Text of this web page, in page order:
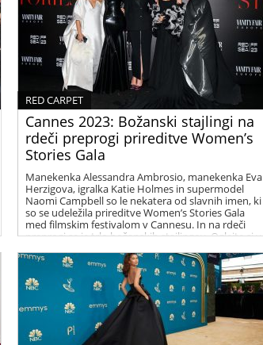
Cannes 2023: Božanski stajlingi na
rdeči preprogi prireditve Women’s
Stories Gala
RED CARPET
Manekenka Alessandra Ambrosio, manekenka Eva
Herzigova, igralka Katie Holmes in supermodel
Naomi Campbell so le nekatera od slavnih imen, ki
so se udeležila prireditve Women’s Stories Gala
med filmskim festivalom v Cannesu. In na rdeči
preprogi se je trlo božanskih stajlingov. Oglejte si v